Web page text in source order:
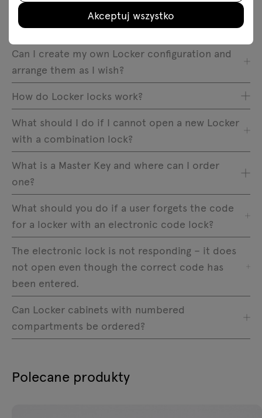
How should I look after and clean my furniture?
Can I create my own Locker configuration and
arrange them as I wish?
How do Locker locks work?
What should I do if I cannot open a new Locker
with a combination lock?
What is a Master Key and where can I order
one?
What should you do if a user forgets the code
for a locker with an electronic code lock?
The electronic lock is not responding – it does
not open even though the correct code has
been entered.
Can Locker cabinets with numbered
compartments be ordered?
Polecane produkty
Akceptuj wszystko